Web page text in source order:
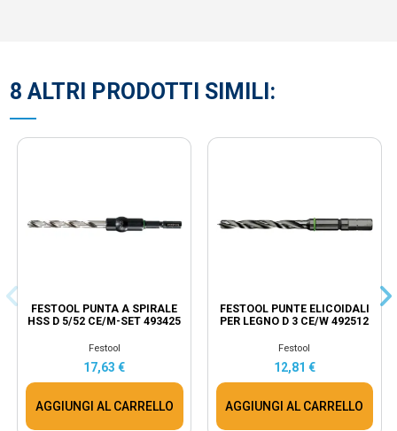
8 ALTRI PRODOTTI SIMILI:
FESTOOL PUNTA A SPIRALE
HSS D 5/52 CE/M-SET 493425
Festool
17,63 €
AGGIUNGI AL CARRELLO
FESTOOL PUNTE ELICOIDALI
PER LEGNO D 3 CE/W 492512
Festool
12,81 €
AGGIUNGI AL CARRELLO